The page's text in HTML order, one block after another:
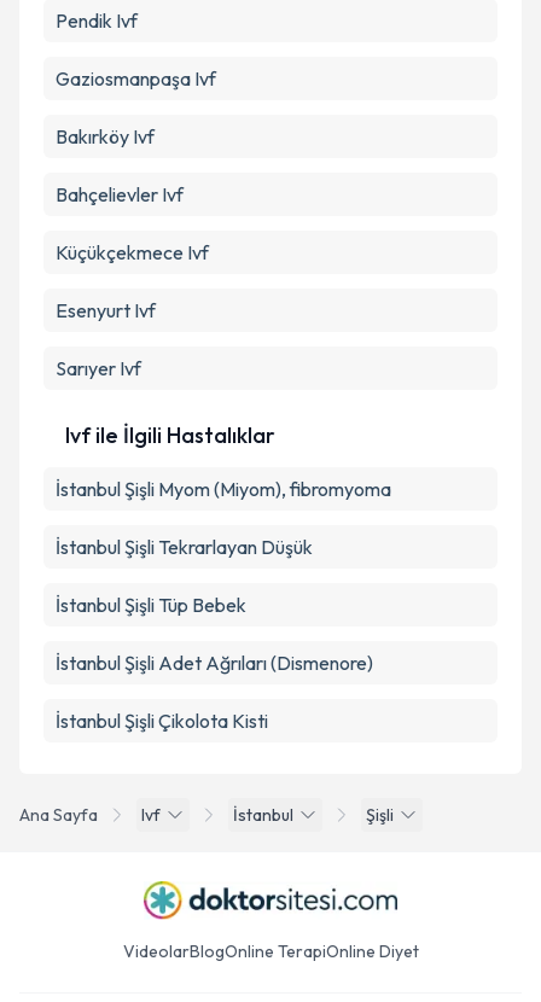
Ana Sayfa Ivf İstanbul Şişli
Pendik Ivf
Gaziosmanpaşa Ivf
Bakırköy Ivf
Bahçelievler Ivf
Küçükçekmece Ivf
Esenyurt Ivf
Sarıyer Ivf
Ivf ile İlgili Hastalıklar
İstanbul Şişli Myom (Miyom), fibromyoma
İstanbul Şişli Tekrarlayan Düşük
İstanbul Şişli Tüp Bebek
İstanbul Şişli Adet Ağrıları (Dismenore)
İstanbul Şişli Çikolota Kisti
VideolarBlogOnline TerapiOnline Diyet